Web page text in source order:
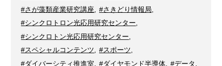
#さが藻類産業研究講座
#さきどり情報局
#シンクロトロン光応用研究センター
#シンクロトン光応用研究センター
#スペシャルコンテンツ
#スポーツ
#ダイバーシティ推進室
#ダイヤモンド半導体, #データ